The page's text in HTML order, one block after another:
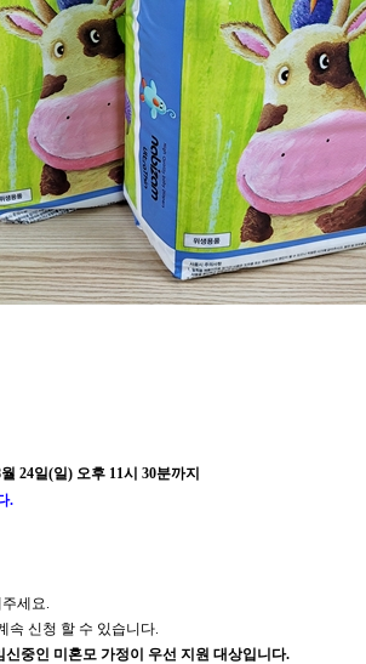
월 24일(일) 오후 11시 30분까지
.
세요
속 신청 할 수 있습니다
중인 미혼모 가정이 우선 지원 대상입니다.